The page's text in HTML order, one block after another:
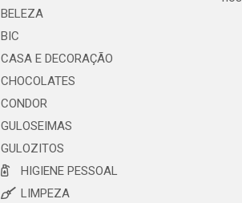
BELEZA
BIC
CASA E DECORAÇÃO
CHOCOLATES
CONDOR
GULOSEIMAS
GULOZITOS
HIGIENE PESSOAL
LIMPEZA